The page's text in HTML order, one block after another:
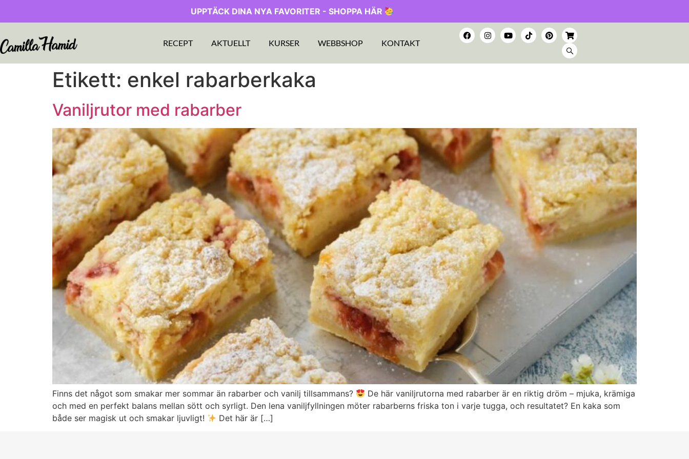
UPPTÄCK DINA NYA FAVORITER - SHOPPA HÄR
RECEPT AKTUELLT KURSER WEBBSHOP KONTAKT
Etikett: enkel rabarberkaka
Vaniljrutor med rabarber
Finns det något som smakar mer sommar än rabarber och vanilj tillsammans?
De här vaniljrutorna med rabarber är en riktig dröm – mjuka, krämiga
och med en perfekt balans mellan sött och syrligt. Den lena vaniljfyllningen möter rabarberns friska ton i varje tugga, och resultatet? En kaka som
både ser magisk ut och smakar ljuvligt!
Det här är […]